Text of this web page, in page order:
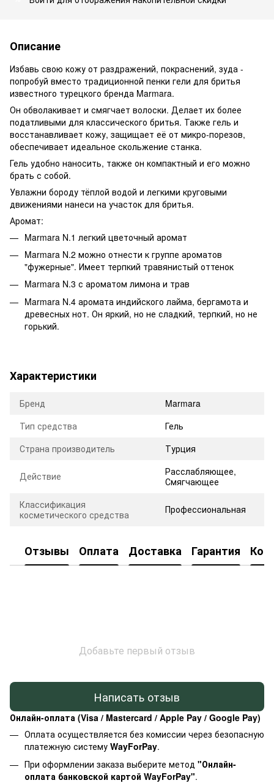
Описание
Избавь свою кожу от раздражений, покраснений, зуда -
попробуй вместо традиционной пенки гели для бритья
известного турецкого бренда Marmara.
Он обволакивает и смягчает волоски. Делает их более
податливыми для классического бритья. Также гель и
восстанавливает кожу, защищает её от микро-порезов,
обеспечивает идеальное скольжение станка.
Гель удобно наносить, также он компактный и его можно
брать с собой.
Увлажни бороду тёплой водой и легкими круговыми
движениями нанеси на участок для бритья.
Аромат:
Marmara N.1 легкий цветочный аромат
Marmara N.2 можно отнести к группе ароматов
"фужерные". Имеет терпкий травянистый оттенок
Marmara N.3 с ароматом лимона и трав
Marmara N.4 аромата индийского лайма, бергамота и
древесных нот. Он яркий, но не сладкий, терпкий, но не
горький.
Характеристики
Бренд
Marmara
Тип средства
Гель
Страна производитель
Турция
Действие
Расслабляющее,
Смягчающее
Классификация
косметического средства
Профессиональная
Отзывы Оплата Доставка Гарантия
Добавьте первый отзыв
Написать отзыв
Онлайн-оплата (Visa / Mastercard / Apple Pay / Google Pay)
Оплата осуществляется без комиссии через безопасную
платежную систему WayForPay.
При оформлении заказа выберите метод "Онлайн-
оплата банковской картой WayForPay".